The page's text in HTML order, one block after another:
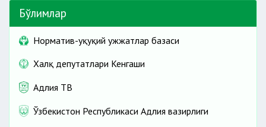
Бўлимлар
Норматив-ҳуқуқий ҳужжатлар базаси
Халқ депутатлари Кенгаши
Адлия ТВ
Ўзбекистон Республикаси Адлия вазирлиги